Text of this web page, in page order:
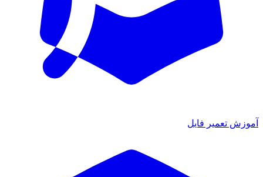
آموزش تعمیر فایل